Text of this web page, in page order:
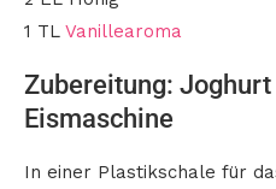
1 TL Vanillearoma
Zubereitung: Joghurt
Eismaschine
In einer Plastikschale für